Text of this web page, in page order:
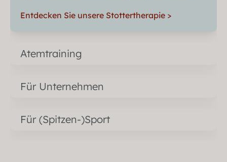
Entdecken Sie unsere Stottertherapie >
Atemtraining
Für Unternehmen
Für (Spitzen-)Sport